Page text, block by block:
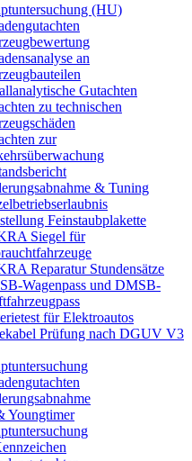
(HU)
an
Gutachten
zu technischen
zur
& Tuning
Feinstaubplakette
Siegel für
Reparatur Stundensätze
Wagenpass und DMSB-
für Elektroautos
Prüfung nach DGUV V3
Youngtimer